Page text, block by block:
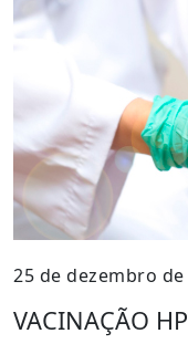
25 de dezembro de
VACINAÇÃO